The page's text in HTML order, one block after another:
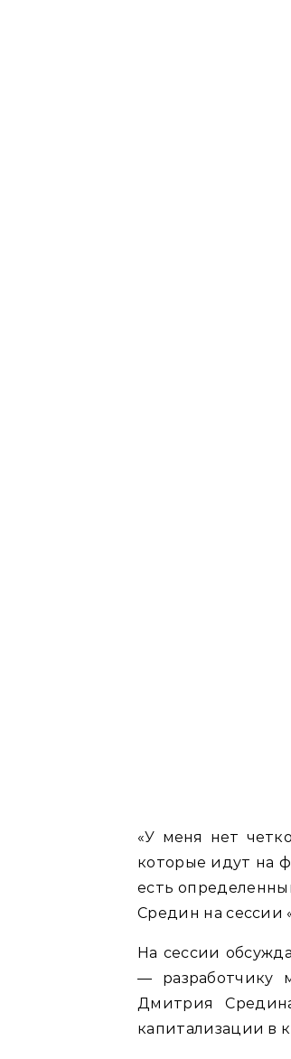
«У меня нет
которые идут на
есть
Средин на сессии
На сессии
— разработчику
Дмитрия
капитализации в